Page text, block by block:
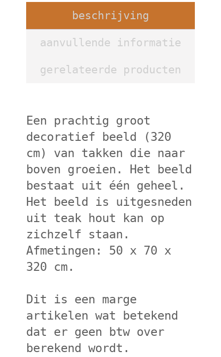
beschrijving
aanvullende informatie
gerelateerde producten
Een prachtig groot
decoratief beeld (320
cm) van takken die naar
boven groeien. Het beeld
bestaat uit één geheel.
Het beeld is uitgesneden
uit teak hout kan op
zichzelf staan.
Afmetingen: 50 x 70 x
320 cm.
Dit is een marge
artikelen wat betekend
dat er geen btw over
berekend wordt.